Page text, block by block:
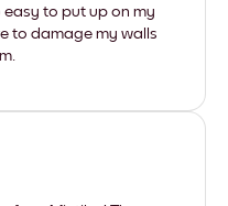
easy to put up on my
to damage my walls